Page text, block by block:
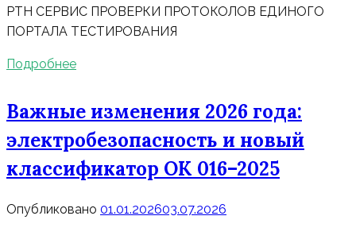
РТН СЕРВИС ПРОВЕРКИ ПРОТОКОЛОВ ЕДИНОГО
ПОРТАЛА ТЕСТИРОВАНИЯ
Подробнее
Важные изменения 2026 года:
электробезопасность и новый
классификатор ОК 016–2025
Опубликовано 01.01.202603.07.2026